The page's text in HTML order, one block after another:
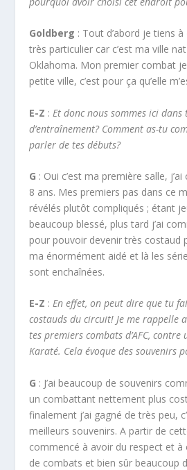
Goldberg : Tout d’abord je tiens à
très particulier car c’est ma ville
Oklahoma. Mon premier combat
petite ville, c’est pour ça qu’elle
E-Z : Et donc nous sommes ici
d’entraînement? Comment as-tu
parler de tes débuts?
G : Oui c’est ma première salle,
8 ans. Mes premiers pas dans ce
révélés plutôt compliqués ; étant
beaucoup blessé, plus tard j’ai
pour pouvoir devenir très costaud
ma énormément aidé et là les
sont enchaînées.
E-Z :En effet, on peut dire que tu
costauds du circuit! Je me rappelle
tes premiers combats d’AFC,
Karaté. Cela évoque des souvenirs
G : J’ai beaucoup de souvenirs
un combattant nettement plus
finalement j’ai gagné de très peu,
meilleurs souvenirs. A partir de
commencé à avoir du respect et à
de combats et bien sûr beaucoup